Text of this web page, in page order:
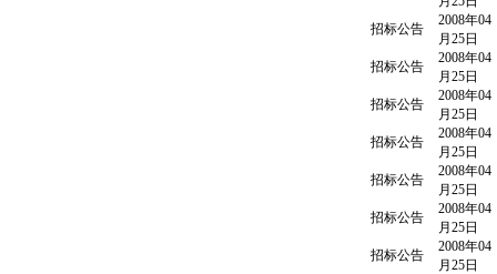
招标公告
2008年04
月25日
招标公告
2008年04
月25日
招标公告
2008年04
月25日
招标公告
2008年04
月25日
招标公告
2008年04
月25日
招标公告
2008年04
月25日
招标公告
2008年04
月25日